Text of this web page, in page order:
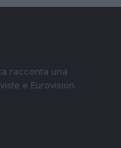
racconta una
e Eurovision.